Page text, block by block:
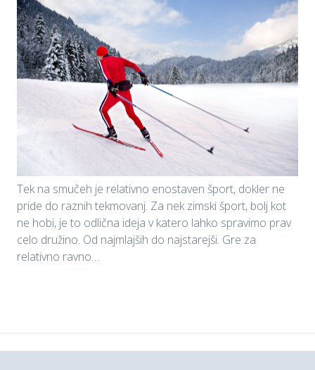
Tek na smučeh je relativno enostaven šport, dokler ne
pride do raznih tekmovanj. Za nek zimski šport, bolj kot
ne hobi, je to odlična ideja v katero lahko spravimo prav
celo družino. Od najmlajših do najstarejši. Gre za
relativno ravno…